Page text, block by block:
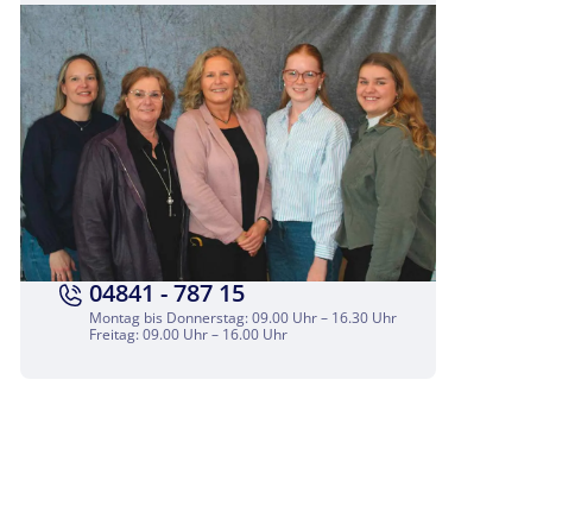
04841 - 787 15
Montag bis Donnerstag: 09.00 Uhr – 16.30 Uhr
Freitag: 09.00 Uhr – 16.00 Uhr